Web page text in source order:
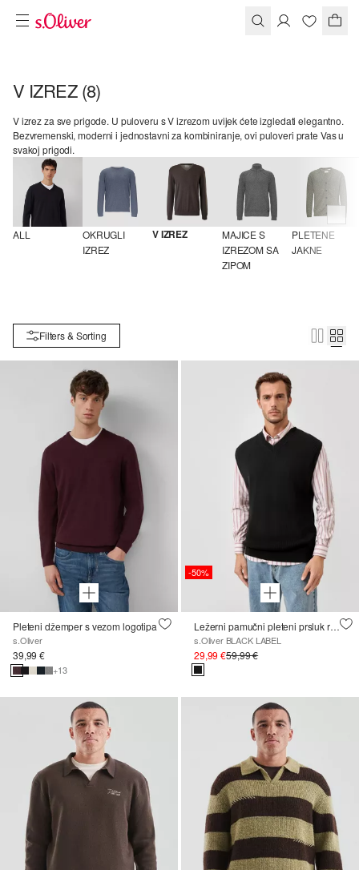
V IZREZ(8)
V izrez za sve prigode. U puloveru s V izrezom uvijek ćete izgledati elegantno.
Bezvremenski, moderni i jednostavni za kombiniranje, ovi puloveri prate Vas u
svakoj prigodi.
ALL
OKRUGLI
IZREZ
V IZREZ
MAJICE S
IZREZOM SA
ZIPOM
PLETENE
JAKNE
Filters & Sorting
Pleteni džemper s vezom logotipa
s.Oliver
39,99 €
+13
-50%
Ležerni pamučni pleteni prsluk rebraste strukture
s.Oliver BLACK LABEL
29,99 €59,99 €